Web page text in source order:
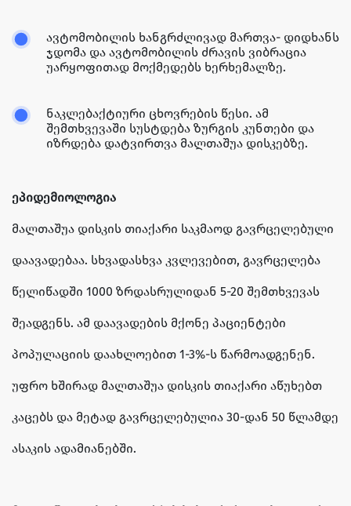
ავტომობილის ხანგრძლივად მართვა- დიდხანს
ჯდომა და ავტომობილის ძრავის ვიბრაცია
უარყოფითად მოქმედებს ხერხემალზე.
ნაკლებაქტიური ცხოვრების წესი. ამ
შემთხვევაში სუსტდება ზურგის კუნთები და
იზრდება დატვირთვა მალთაშუა დისკებზე.
ეპიდემიოლოგია
მალთაშუა დისკის თიაქარი საკმაოდ გავრცელებული
დაავადებაა. სხვადასხვა კვლევებით, გავრცელება
წელიწადში 1000 ზრდასრულიდან 5-20 შემთხვევას
შეადგენს. ამ დაავადების მქონე პაციენტები
პოპულაციის დაახლოებით 1-3%-ს წარმოადგენენ.
უფრო ხშირად მალთაშუა დისკის თიაქარი აწუხებთ
კაცებს და მეტად გავრცელებულია 30-დან 50 წლამდე
ასაკის ადამიანებში.